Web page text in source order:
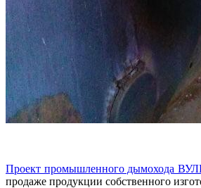
Проект промышленного дымохода
продаже продукции собственного